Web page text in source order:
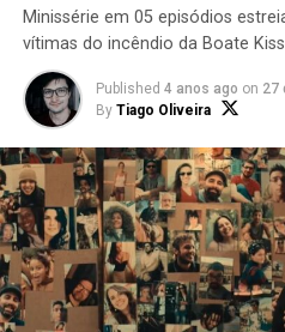
Minissérie em 05 episódios
vítimas do incêndio da Boate
Published 4 anos ago on 27
By Tiago Oliveira